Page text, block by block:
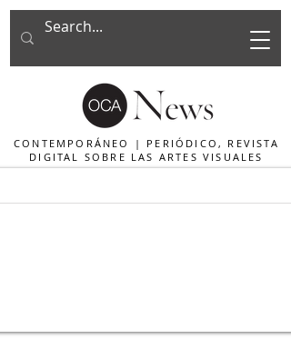
CONTEMPORÁNEO | PERIÓDICO, REVISTA
DIGITAL SOBRE LAS ARTES VISUALES